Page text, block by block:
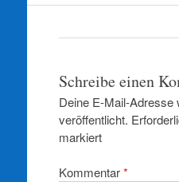
Schreibe einen
Deine E-Mail-Adresse
veröffentlicht.
markiert
Kommentar*